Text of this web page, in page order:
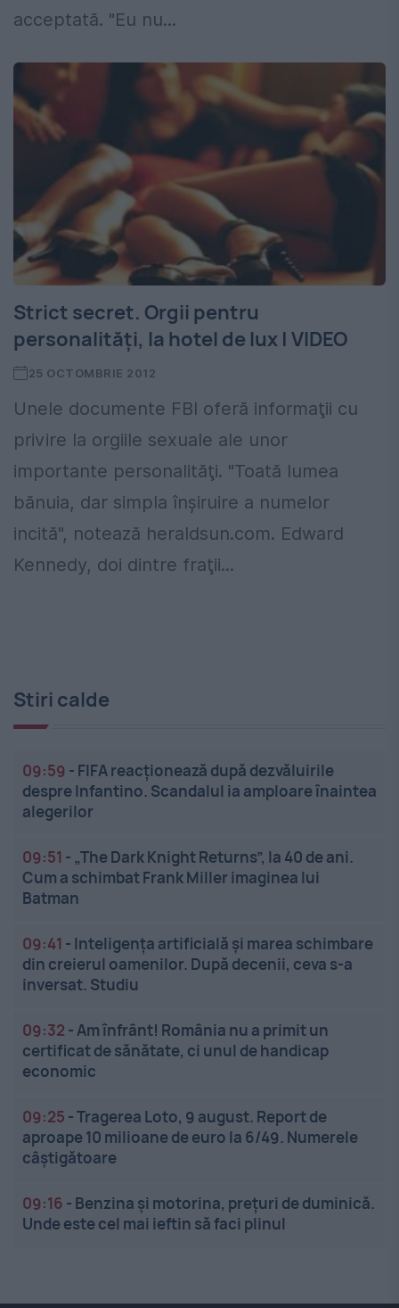
acceptată. "Eu nu...
Strict secret. Orgii pentru
personalităţi, la hotel de lux | VIDEO
25 OCTOMBRIE 2012
Unele documente FBI oferă informaţii cu
privire la orgiile sexuale ale unor
importante personalităţi. "Toată lumea
bănuia, dar simpla înşiruire a numelor
incită", notează heraldsun.com. Edward
Kennedy, doi dintre fraţii...
Stiri calde
09:59 - FIFA reacționează după dezvăluirile
despre Infantino. Scandalul ia amploare înaintea
alegerilor
09:51 - „The Dark Knight Returns”, la 40 de ani.
Cum a schimbat Frank Miller imaginea lui
Batman
09:41 - Inteligența artificială și marea schimbare
din creierul oamenilor. După decenii, ceva s-a
inversat. Studiu
09:32 -Am înfrânt! România nu a primit un
certificat de sănătate, ci unul de handicap
economic
09:25 -Tragerea Loto, 9 august. Report de
aproape 10 milioane de euro la 6/49. Numerele
câștigătoare
09:16 - Benzina și motorina, prețuri de duminică.
Unde este cel mai ieftin să faci plinul